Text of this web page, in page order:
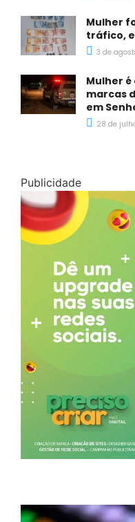
Mulher
tráfico,
3 de
Mulher
marcas
em
28 de
Publicidade